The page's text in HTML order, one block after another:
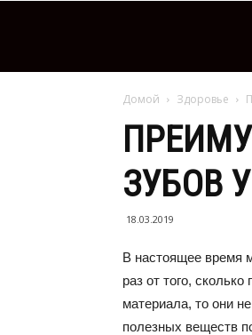
Домой Здоровье
ЗУБОВ
18.03.2019
В настоящее время
раз от того,
материала, то они
полезных веществ